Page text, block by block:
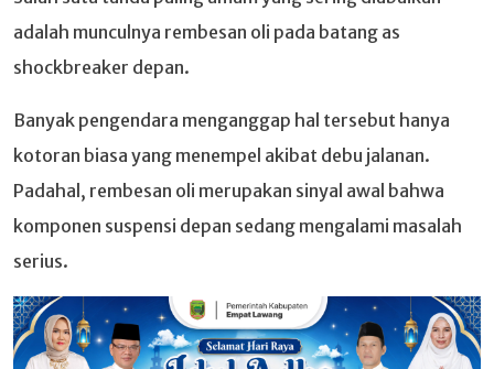
adalah munculnya rembesan oli pada batang as
shockbreaker depan.
Banyak pengendara menganggap hal tersebut hanya
kotoran biasa yang menempel akibat debu jalanan.
Padahal, rembesan oli merupakan sinyal awal bahwa
komponen suspensi depan sedang mengalami masalah
serius.